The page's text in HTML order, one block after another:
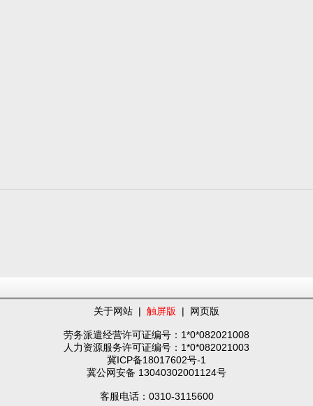
关于网站 | 触屏版 | 网页版
劳务派遣经营许可证编号：1*0*082021008
人力资源服务许可证编号：1*0*082021003
冀ICP备18017602号-1
冀公网安备 13040302001124号
客服电话：0310-3115600